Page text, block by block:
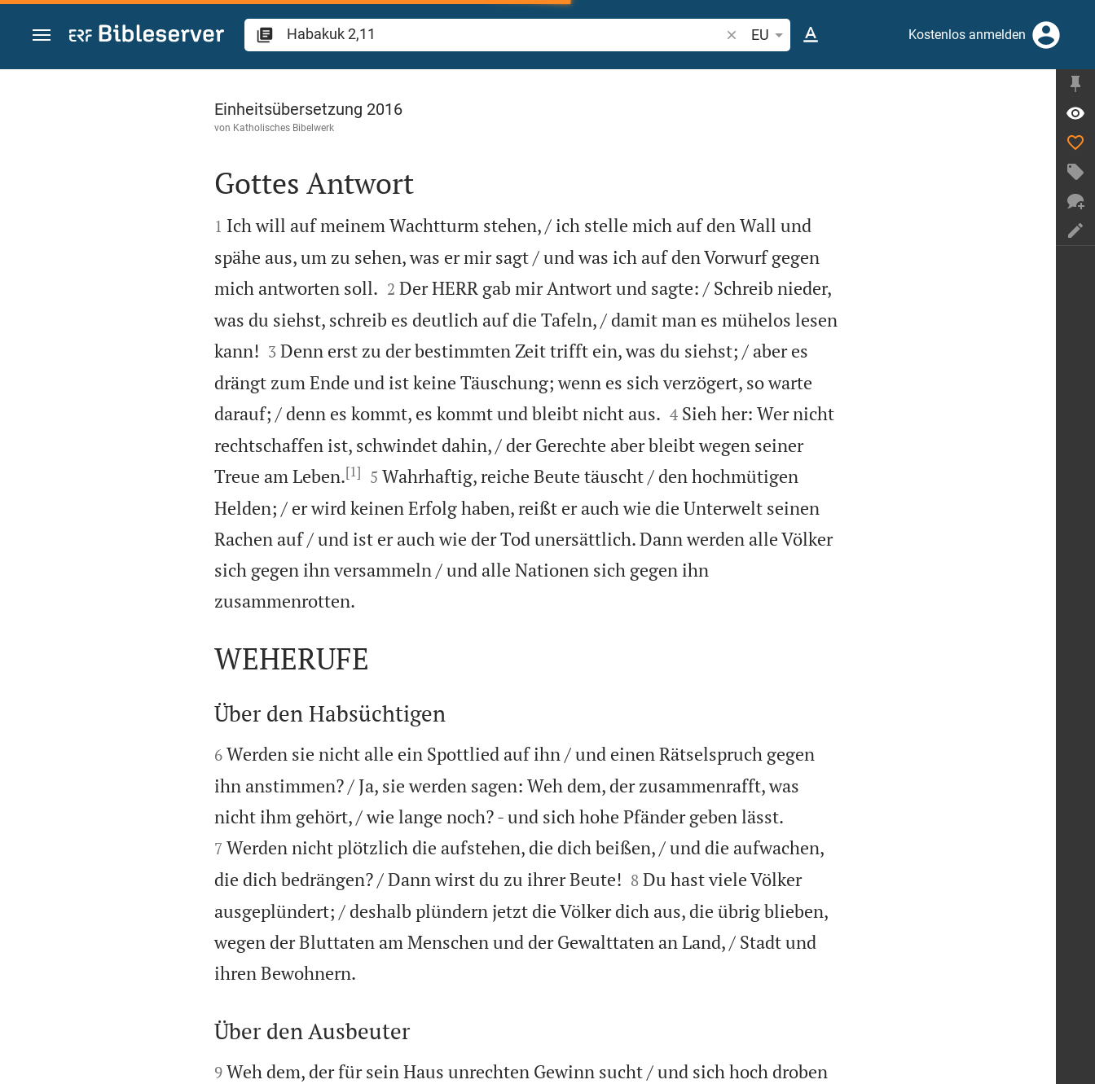
Zum Inhalt springen
Bibelstelle oder Begriff suchen
EU Kostenlos anmelden
Habakuk 2
Einheitsübersetzung 2016
von Katholisches Bibelwerk

Gottes Antwort

1 Ich will auf meinem Wachtturm stehen, / ich stelle mich auf den Wall und
spähe aus, um zu sehen, was er mir sagt / und was ich auf den Vorwurf gegen
mich antworten soll.
2 Der HERR gab mir Antwort und sagte: / Schreib nieder,
was du siehst, schreib es deutlich auf die Tafeln, / damit man es mühelos lesen
kann!
3 Denn erst zu der bestimmten Zeit trifft ein, was du siehst; / aber es
drängt zum Ende und ist keine Täuschung; wenn es sich verzögert, so warte
darauf; / denn es kommt, es kommt und bleibt nicht aus.
4 Sieh her: Wer nicht
rechtschaffen ist, schwindet dahin, / der Gerechte aber bleibt wegen seiner
Treue am Leben.[1]
5 Wahrhaftig, reiche Beute täuscht / den hochmütigen
Helden; / er wird keinen Erfolg haben, reißt er auch wie die Unterwelt seinen
Rachen auf / und ist er auch wie der Tod unersättlich. Dann werden alle Völker
sich gegen ihn versammeln / und alle Nationen sich gegen ihn
zusammenrotten.

WEHERUFE

Über den Habsüchtigen

6 Werden sie nicht alle ein Spottlied auf ihn / und einen Rätselspruch gegen
ihn anstimmen? / Ja, sie werden sagen: Weh dem, der zusammenrafft, was
nicht ihm gehört, / wie lange noch? - und sich hohe Pfänder geben lässt.
7 Werden nicht plötzlich die aufstehen, die dich beißen, / und die aufwachen,
die dich bedrängen? / Dann wirst du zu ihrer Beute!
8 Du hast viele Völker
ausgeplündert; / deshalb plündern jetzt die Völker dich aus, die übrig blieben,
wegen der Bluttaten am Menschen und der Gewalttaten an Land, / Stadt und
ihren Bewohnern.

Über den Ausbeuter

9 Weh dem, der für sein Haus unrechten Gewinn sucht / und sich hoch droben